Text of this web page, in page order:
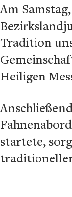
Am
Tradition
Heiligen
startete,